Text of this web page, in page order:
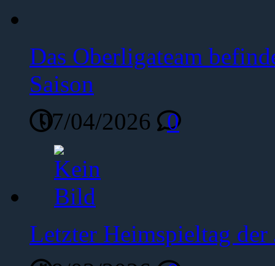
Das Oberligateam
Saison
07/04/2026
0
Letzter Heimspieltag der